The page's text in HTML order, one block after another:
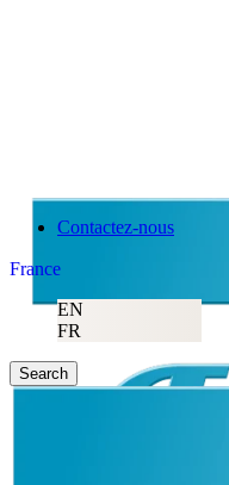
Contactez-nous
France
EN
FR
Search